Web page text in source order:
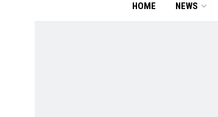
HOME NEWS